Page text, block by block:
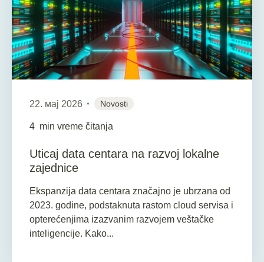
22. мај 2026 Novosti
4 min vreme čitanja
Uticaj data centara na razvoj lokalne
zajednice
Ekspanzija data centara značajno je ubrzana od
2023. godine, podstaknuta rastom cloud servisa i
opterećenjima izazvanim razvojem veštačke
inteligencije. Kako...